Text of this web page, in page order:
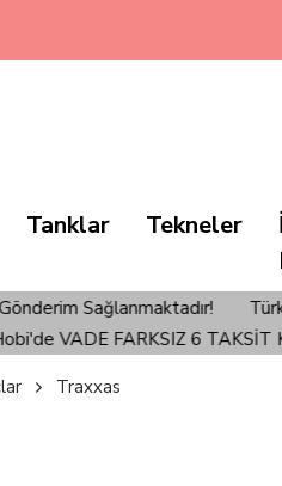
🚀💳 Cyp
Tanklar Tekneler
Türkiye'nin EN İyi Hobi
6 TAKSİT
Traxxas